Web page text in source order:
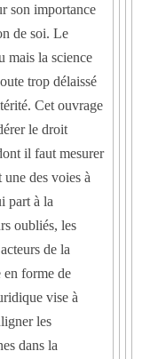
son importance
de soi. Le
mais la science
trop délaissé
Cet ouvrage
le droit
il faut mesurer
une des voies à
part à la
oubliés, les
de la
en forme de
vise à
les
dans la